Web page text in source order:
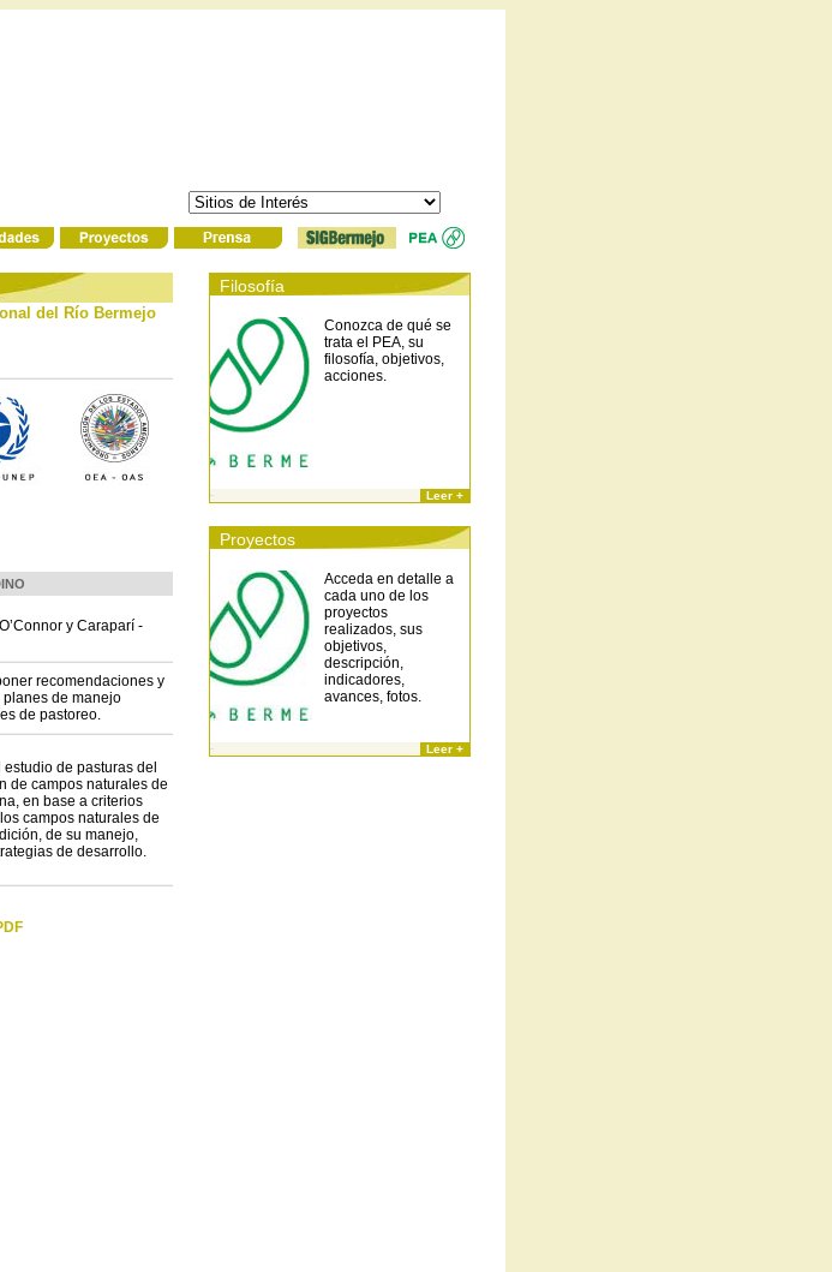
del Río Bermejo
y Caraparí -
recomendaciones y
de manejo
de pastoreo.
de pasturas del
de campos naturales de
en base a criterios
campos naturales de
de su manejo,
de desarrollo.
Filosofía
Conozca de qué se
trata el PEA, su
filosofía, objetivos,
acciones.
- Leer +
Proyectos
Acceda en detalle a
cada uno de los
proyectos
realizados, sus
objetivos,
descripción,
indicadores,
avances, fotos.
- Leer +